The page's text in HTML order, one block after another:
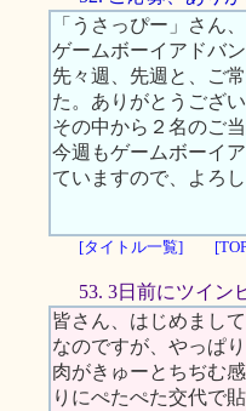
「うさっぴー」さん
ゲームボーイアドバ
先々週、先週と、ご
た。ありがとうござい
その中から２名のご
今週もゲームボーイ
ていますので、よろ
[タイトル一覧]
53. 3日前にツイン
皆さん、はじめまし
なのですが、やっぱ
肉がきゅーとちぢむ
りにぺたぺた交代で